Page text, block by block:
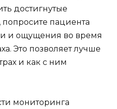
достигнутые
пациента
и ощущения во время
Это позволяет лучше
и как с ним
мониторинга